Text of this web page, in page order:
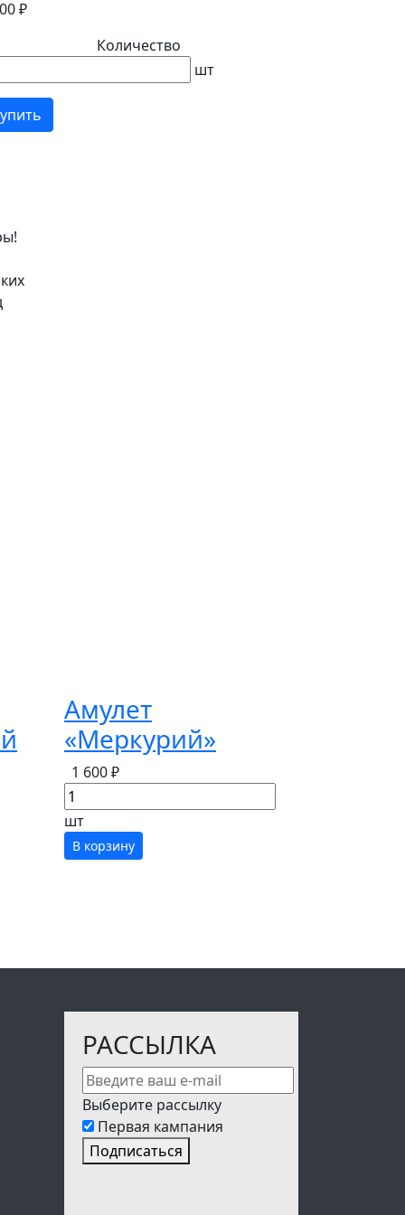
₽
Количество
шт
Амулет
«Меркурий»
1 600 ₽
шт
В корзину
РАССЫЛКА
Выберите рассылку
Первая кампания
Подписаться